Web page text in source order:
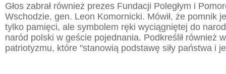
Głos zabrał również prezes Fundacji Poległym i
Wschodzie, gen. Leon Komornicki. Mówił, że pomnik
tylko pamięci, ale symbolem ręki wyciągniętej do
naród polski w geście pojednania. Podkreślił również
patriotyzmu, które "stanowią podstawę siły państwa i